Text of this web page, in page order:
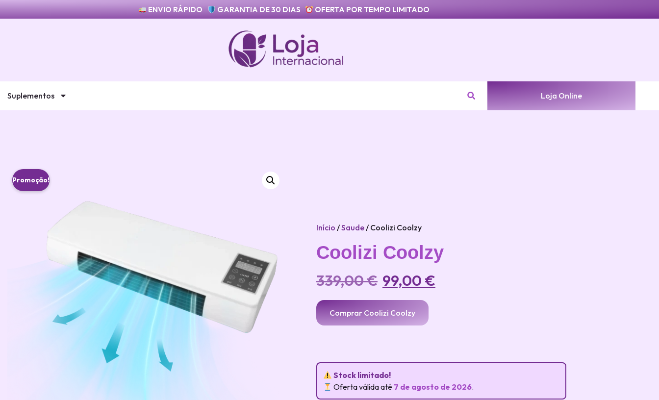
ENVIO RÁPIDO GARANTIA DE 30 DIAS OFERTA POR TEMPO LIMITADO
Suplementos Loja Online
Promoção!
Início /Saude / Coolizi Coolzy
Coolizi Coolzy
339,00€ 99,00 €
Comprar Coolizi Coolzy
Stock limitado!
Oferta válida até 7 de agosto de 2026.